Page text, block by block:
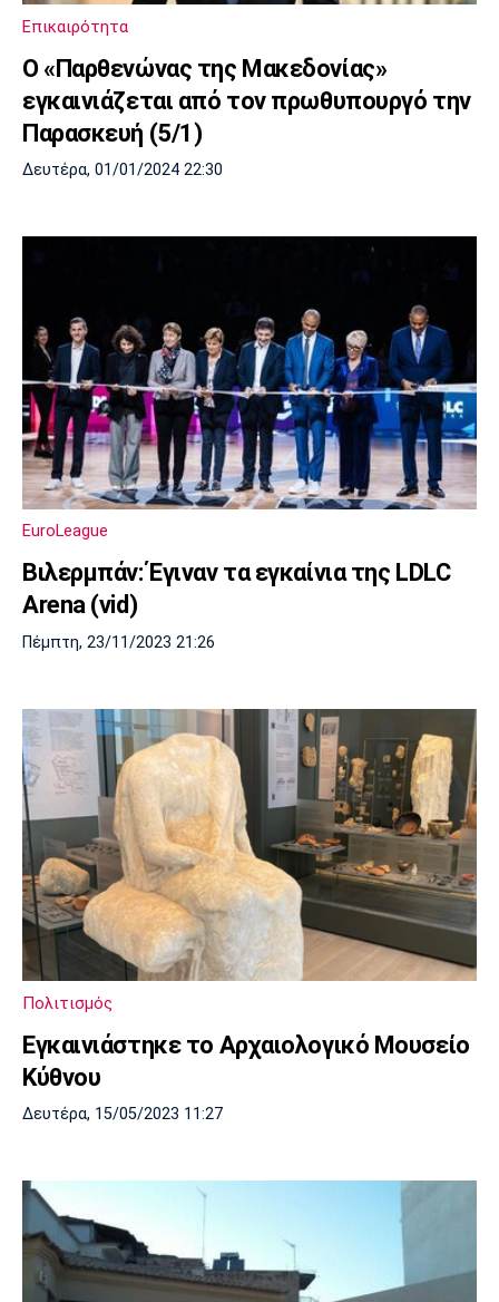
Επικαιρότητα
Ο «Παρθενώνας της Μακεδονίας»
εγκαινιάζεται από τον πρωθυπουργό την
Παρασκευή (5/1)
Δευτέρα, 01/01/2024 22:30
EuroLeague
Βιλερμπάν: Έγιναν τα εγκαίνια της LDLC
Arena (vid)
Πέμπτη, 23/11/2023 21:26
Πολιτισμός
Εγκαινιάστηκε το Αρχαιολογικό Μουσείο
Κύθνου
Δευτέρα, 15/05/2023 11:27